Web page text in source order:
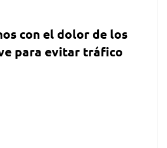
con el dolor de los
para evitar tráfico